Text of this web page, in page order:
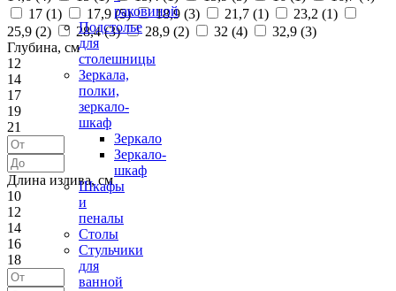
раковиной
Подстолье
для
столешницы
Зеркала,
полки,
зеркало-
шкаф
Зеркало
Зеркало-
шкаф
Шкафы
и
пеналы
Столы
Стульчики
для
ванной
17 (1) 17,9 (5) 18,9 (3) 21,7 (1) 23,2 (1)
25,9 (2) 28,4 (3) 28,9 (2) 32 (4) 32,9 (3)
Глубина, см
12
14
17
19
21
Длина излива, см
10
12
14
16
18